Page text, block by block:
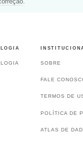
SOBRE
FALE
TERMOS DE
POLÍTICA DE
ATLAS DE